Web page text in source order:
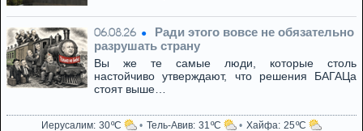
06.08.26
Ради этого вовсе не обязательно
разрушать страну
Вы же те самые люди, которые столь
настойчиво утверждают, что решения БАГАЦа
стоят выше…
Иерусалим 30 Тель-Авив 31 Хайфа 25